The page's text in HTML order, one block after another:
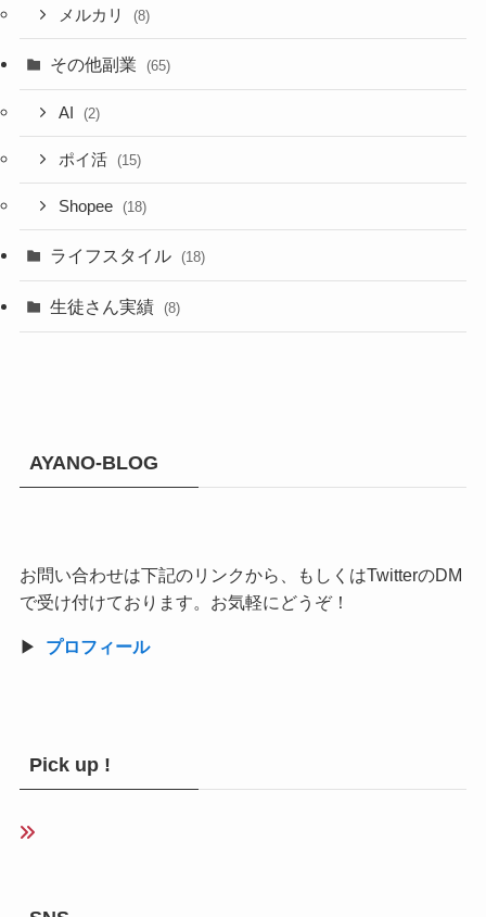
メルカリ (8)
その他副業 (65)
AI (2)
ポイ活 (15)
Shopee (18)
ライフスタイル (18)
生徒さん実績 (8)
AYANO-BLOG
お問い合わせは下記のリンクから、もしくはTwitterのDM
で受け付けております。お気軽にどうぞ！
▶︎ プロフィール
Pick up !